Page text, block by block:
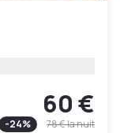
60 €
-24% 78 €la nuit